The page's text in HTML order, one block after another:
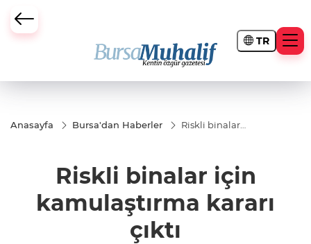
TR
Büyükşehir Darbesi
Anasayfa Bursa'dan Haberler
Riskli binalar
Riskli binalar için
kamulaştırma kararı
çıktı